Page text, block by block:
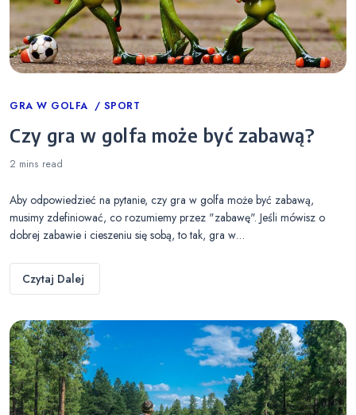
Categories
GRA W GOLFA SPORT
Czy gra w golfa może być zabawą?
2 mins read
Aby odpowiedzieć na pytanie, czy gra w golfa może być zabawą,
musimy zdefiniować, co rozumiemy przez "zabawę". Jeśli mówisz o
dobrej zabawie i cieszeniu się sobą, to tak, gra w…
Czytaj Dalej